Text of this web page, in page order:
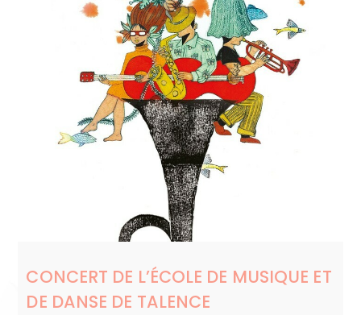
CONCERT DE L’ÉCOLE DE MUSIQUE ET
DE DANSE DE TALENCE